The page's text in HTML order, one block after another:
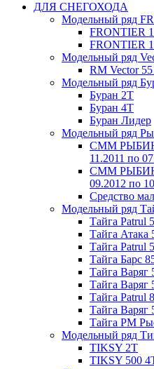
ДЛЯ СНЕГОХОДА
Модельный ряд
FRONTIER
FRONTIER
Модельный ряд
RM Vector
Модельный ряд
Буран 2Т
Буран 4Т
Буран Лидер
Модельный ряд
СММ
11.2011 по
СММ
09.2012 по
Средство
Модельный ряд
Тайга Patrul
Тайга Атака
Тайга Patrul
Тайга Барс
Тайга Варяг
Тайга Варяг
Тайга Patrul
Тайга Варяг
Тайга РМ
Модельный ряд
TIKSY 2T
TIKSY 500